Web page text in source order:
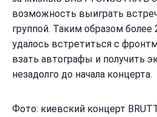
возможность выиграть
группой. Таким образом более
удалось встретиться с
взать автографы и получить
незадолго до начала концерта.
Фото: киевский концерт